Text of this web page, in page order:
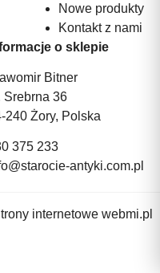
Nowe produkty
Kontakt z nami
o sklepie
Bitner
Srebrna 36
240 Żory, Polska
375 233
antyki.com.pl
internetowe webmi.pl